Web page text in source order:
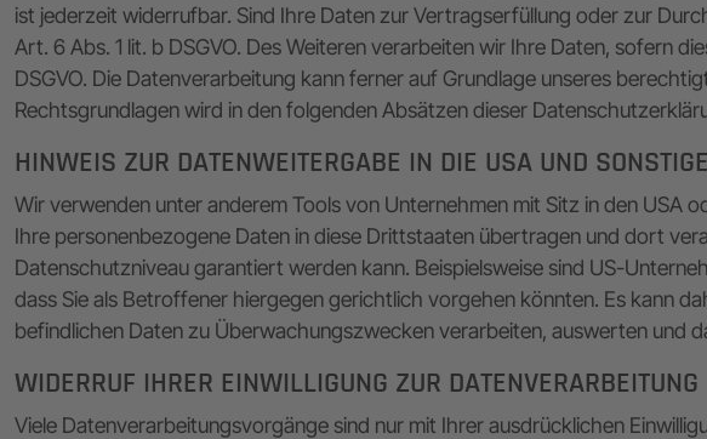
ist jederzeit widerrufbar. Sind Ihre Daten zur Vertragserfüllung oder zur
Art. 6 Abs. 1 lit. b DSGVO. Des Weiteren verarbeiten wir Ihre Daten, sofern
DSGVO. Die Datenverarbeitung kann ferner auf Grundlage unseres
Rechtsgrundlagen wird in den folgenden Absätzen dieser
HINWEIS ZUR DATENWEITERGABE IN DIE USA UND
Wir verwenden unter anderem Tools von Unternehmen mit Sitz in den
Ihre personenbezogene Daten in diese Drittstaaten übertragen und dort
Datenschutzniveau garantiert werden kann. Beispielsweise sind US-
dass Sie als Betroffener hiergegen gerichtlich vorgehen könnten. Es kann
befindlichen Daten zu Überwachungszwecken verarbeiten, auswerten und
WIDERRUF IHRER EINWILLIGUNG ZUR DATENVERARBEITUNG
Viele Datenverarbeitungsvorgänge sind nur mit Ihrer ausdrücklichen